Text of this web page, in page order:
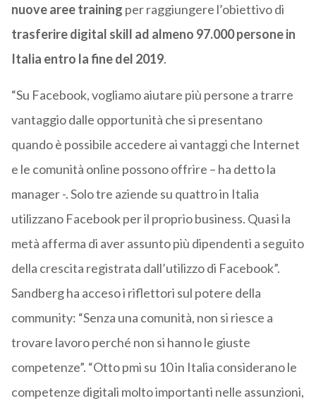
nuove aree training per raggiungere l’obiettivo di
trasferire digital skill ad almeno 97.000 persone in
Italia entro la fine del 2019.
“Su Facebook, vogliamo aiutare più persone a trarre
vantaggio dalle opportunità che si presentano
quando è possibile accedere ai vantaggi che Internet
e le comunità online possono offrire – ha detto la
manager -. Solo tre aziende su quattro in Italia
utilizzano Facebook per il proprio business. Quasi la
metà afferma di aver assunto più dipendenti a seguito
della crescita registrata dall’utilizzo di Facebook”.
Sandberg ha acceso i riflettori sul potere della
community: “Senza una comunità, non si riesce a
trovare lavoro perché non si hanno le giuste
competenze”. “Otto pmi su 10 in Italia considerano le
competenze digitali molto importanti nelle assunzioni,